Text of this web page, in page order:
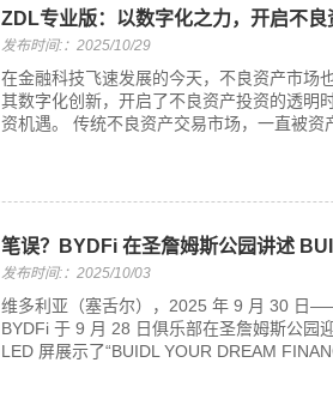
ZDL专业版：以数字化之力，开启不
发布时间:：2025/10/29
在金融科技飞速发展的今天，不良资产市场
其数字化创新，开启了不良资产投资的透明
资机遇。 传统不良资产交易市场，一直被资
笔误？BYDFi 在圣詹姆斯公园讲述
发布时间:：2025/10/03
维多利亚（塞舌尔），2025 年 9 月 30 日
BYDFi 于 9 月 28 日俱乐部在圣詹姆斯公园
LED 屏展示了“BUIDL YOUR DREAM